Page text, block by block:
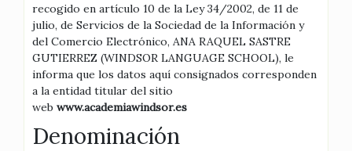
recogido en artículo 10 de la Ley 34/2002, de 11 de
julio, de Servicios de la Sociedad de la Información y
del Comercio Electrónico, ANA RAQUEL SASTRE
GUTIERREZ (WINDSOR LANGUAGE SCHOOL), le
informa que los datos aquí consignados corresponden
a la entidad titular del sitio
web www.academiawindsor.es
Denominación